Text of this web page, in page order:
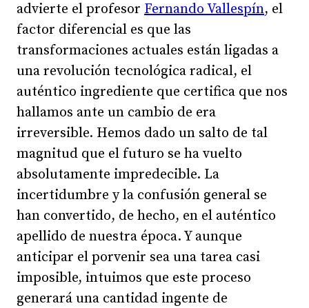
advierte el profesor Fernando Vallespín, el
factor diferencial es que las
transformaciones actuales están ligadas a
una revolución tecnológica radical, el
auténtico ingrediente que certifica que nos
hallamos ante un cambio de era
irreversible. Hemos dado un salto de tal
magnitud que el futuro se ha vuelto
absolutamente impredecible. La
incertidumbre y la confusión general se
han convertido, de hecho, en el auténtico
apellido de nuestra época. Y aunque
anticipar el porvenir sea una tarea casi
imposible, intuimos que este proceso
generará una cantidad ingente de